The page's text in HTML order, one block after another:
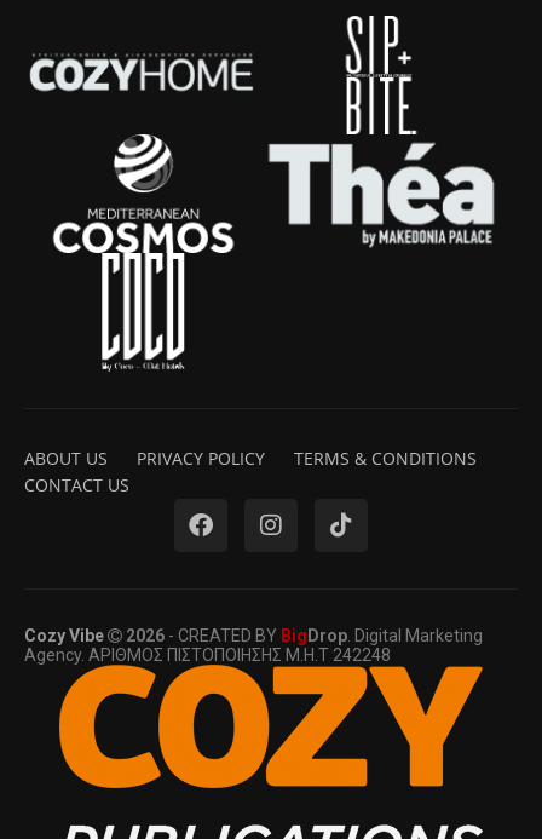
ABOUT US PRIVACY POLICY
TERMS & CONDITIONS
CONTACT US
Cozy Vibe 2026 - CREATED BY Big Drop. Digital Marketing
Agency. ΑΡΙΘΜΟΣ ΠΙΣΤΟΠΟΙΗΣΗΣ Μ.Η.Τ 242248